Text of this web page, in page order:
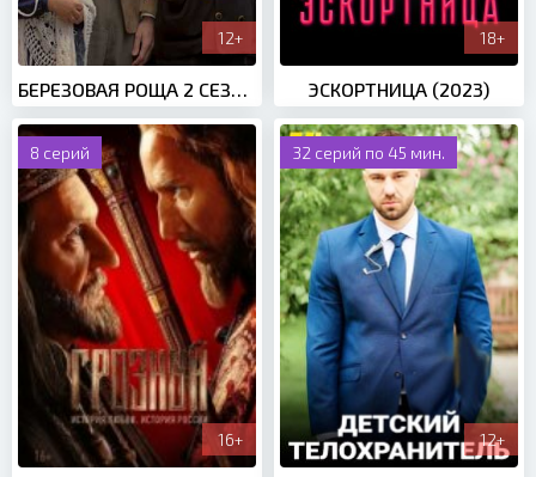
12+
БЕРЕЗОВАЯ РОЩА 2 СЕЗОН (2022)
18+
ЭСКОРТНИЦА (2023)
8 серий
16+
32 серий по 45 мин.
12+